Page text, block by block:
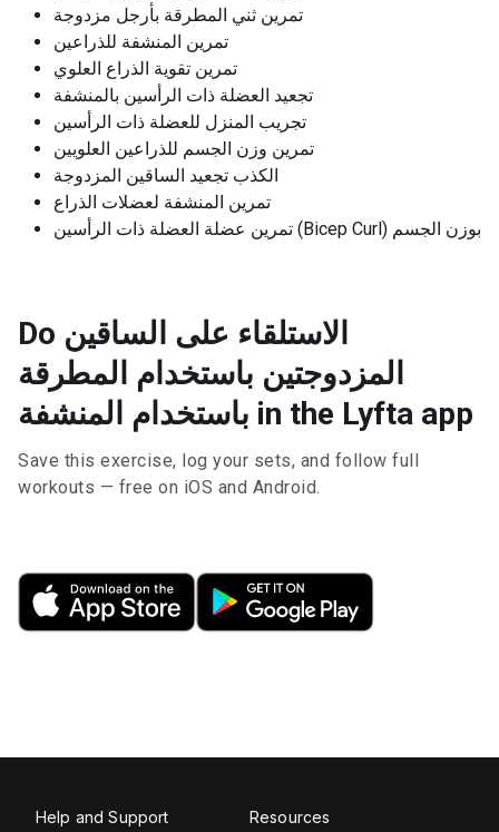
تمرين ثني المطرقة بأرجل مزدوجة
تمرين المنشفة للذراعين
تمرين تقوية الذراع العلوي
تجعيد العضلة ذات الرأسين بالمنشفة
تجريب المنزل للعضلة ذات الرأسين
تمرين وزن الجسم للذراعين العلويين
الكذب تجعيد الساقين المزدوجة
تمرين المنشفة لعضلات الذراع
تمرين عضلة العضلة ذات الرأسين (Bicep Curl) بوزن الجسم
Do الاستلقاء على الساقين
المزدوجتين باستخدام المطرقة
باستخدام المنشفة in the Lyfta app
Save this exercise, log your sets, and follow full
workouts — free on iOS and Android.
Help and Support Resources